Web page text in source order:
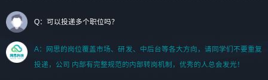
Q：可以投递多个职位吗？
A：网思的岗位覆盖市场、研发、中后台等各大方向，请同学们不要重复
投递，公司 内部有完整规范的内部转岗机制，优秀的人总会发光！